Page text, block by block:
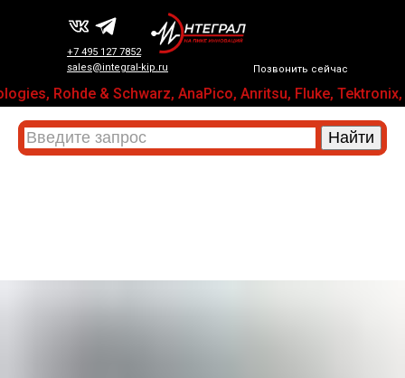
Позвонить сейчас
+7 495 127 7852
sales@integral-kip.ru
Rohde & Schwarz, AnaPico, Anritsu, Fluke,